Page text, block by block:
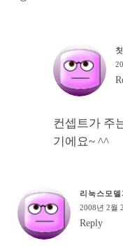
컨셉트가 주
기에요~ ^^
리눅스모
2008년 2월
Reply